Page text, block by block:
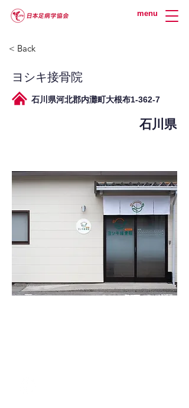
menu
< Back
ヨシキ接骨院
石川県河北郡内灘町大根布1-362-7
石川県